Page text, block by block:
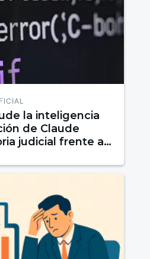
la inteligencia
de Claude
judicial frente al